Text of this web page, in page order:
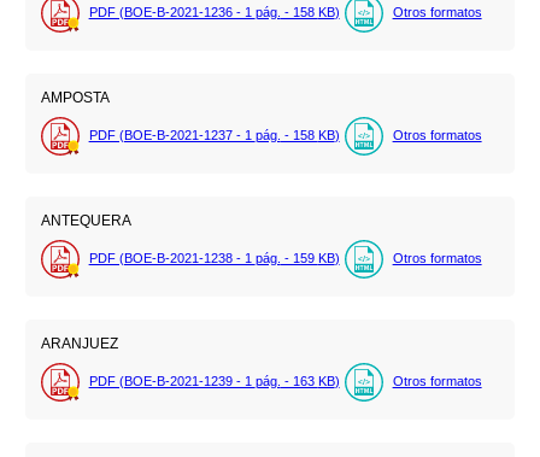
PDF (BOE-B-2021-1236 - 1 pág. - 158 KB) Otros formatos
AMPOSTA
PDF (BOE-B-2021-1237 - 1 pág. - 158 KB) Otros formatos
ANTEQUERA
PDF (BOE-B-2021-1238 - 1 pág. - 159 KB) Otros formatos
ARANJUEZ
PDF (BOE-B-2021-1239 - 1 pág. - 163 KB) Otros formatos